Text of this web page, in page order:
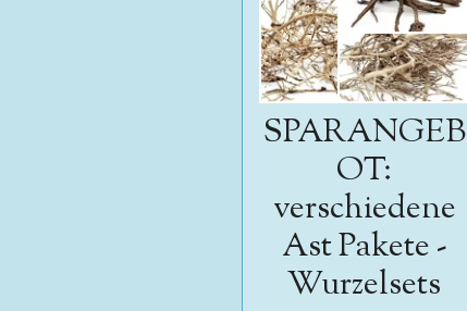
SPARANGEB
OT:
verschiedene
Ast Pakete -
Wurzelsets